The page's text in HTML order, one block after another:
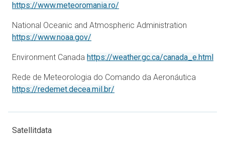
https://www.meteoromania.ro/
National Oceanic and Atmospheric Administration
https://www.noaa.gov/
Environment Canada https://weather.gc.ca/canada_e.html
Rede de Meteorologia do Comando da Aeronáutica
https://redemet.decea.mil.br/
Satellitdata